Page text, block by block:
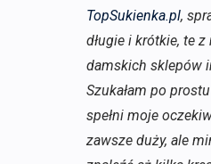
TopSukienka.pl,
długie i krótkie, te
damskich sklepów
Szukałam po
spełni moje
zawsze duży, ale